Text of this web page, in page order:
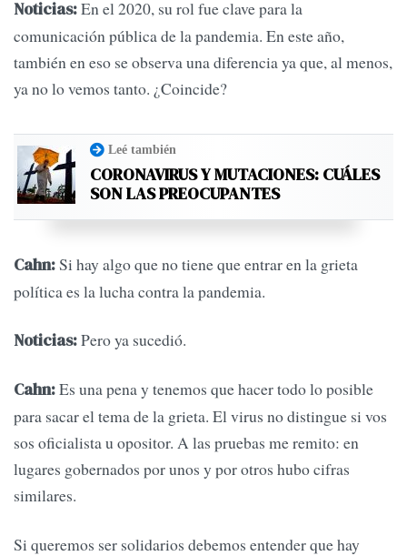
Noticias:En el 2020, su rol fue clave para la
comunicación pública de la pandemia. En este año,
también en eso se observa una diferencia ya que, al menos,
ya no lo vemos tanto. ¿Coincide?
Leé también
CORONAVIRUS Y MUTACIONES: CUÁLES
SON LAS PREOCUPANTES
Cahn:Si hay algo que no tiene que entrar en la grieta
política es la lucha contra la pandemia.
Noticias:Pero ya sucedió.
Cahn:Es una pena y tenemos que hacer todo lo posible
para sacar el tema de la grieta. El virus no distingue si vos
sos oficialista u opositor. A las pruebas me remito: en
lugares gobernados por unos y por otros hubo cifras
similares.
Si queremos ser solidarios debemos entender que hay